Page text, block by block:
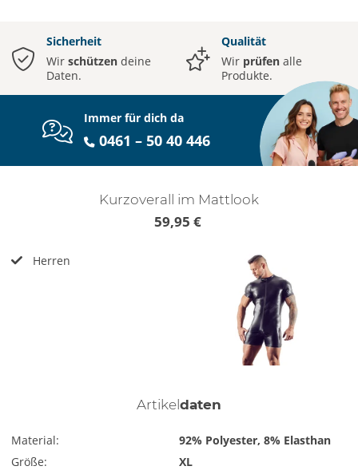
Sicherheit
Wir schützen deine
Daten.
Qualität
Wir prüfen alle
Produkte.
Immer für dich da
0461 – 50 40 446
Kurzoverall im Mattlook
59,95 €
Herren
Artikeldaten
Material:
92% Polyester, 8% Elasthan
Größe:
XL